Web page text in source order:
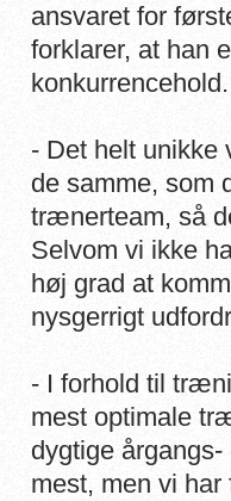
ansvaret for
forklarer, at han
konkurrencehold.
- Det helt unikke
de samme, som
trænerteam, så
Selvom vi ikke
høj grad at
nysgerrigt
- I forhold til
mest optimale
dygtige
mest, men vi